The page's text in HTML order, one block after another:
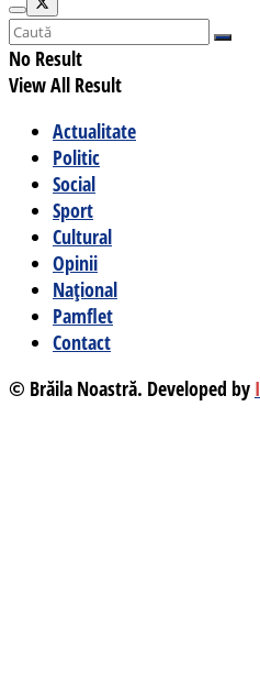
No Result
View All Result
Actualitate
Politic
Social
Sport
Cultural
Opinii
Național
Pamflet
Contact
© Brăila Noastră. Developed by I